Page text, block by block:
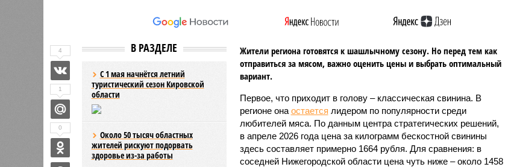
В РАЗДЕЛЕ
С 1 мая начнётся летний
туристический сезон Кировской
области
Около 50 тысяч областных
жителей рискуют подорвать
здоровье из-за работы
Жители региона готовятся к шашлычному сезону. Но перед тем как
отправиться за мясом, важно оценить цены и выбрать оптимальный
вариант.
Первое, что приходит в голову – классическая свинина. В
регионе она остается лидером по популярности среди
любителей мяса. По данным центра стратегических решений,
в апреле 2026 года цена за килограмм бескостной свинины
здесь составляет примерно 1664 рубля. Для сравнения: в
соседней Нижегородской области цена чуть ниже – около 1458
4
1
0